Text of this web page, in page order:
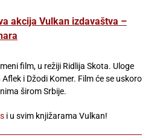
akcija Vulkan izdavaštva –
film, u režiji Ridlija Skota. Uloge
i Džodi Komer. Film će se uskoro
širom Srbije.
i u svim knjižarama Vulkan!